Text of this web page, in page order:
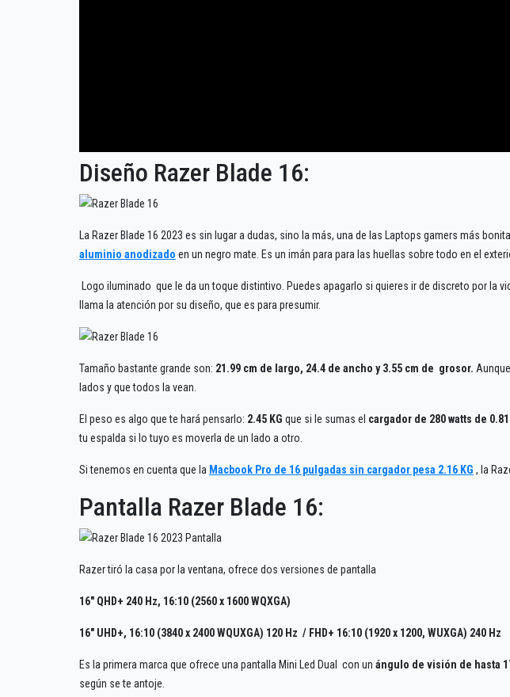
Diseño Razer Blade 16:
La Razer Blade 16 2023 es sin lugar a dudas, sino la más, una de las Laptops gamers más
aluminio anodizado en un negro mate. Es un imán para para las huellas sobre todo en el
Logo iluminado que le da un toque distintivo. Puedes apagarlo si quieres ir de discreto por la
llama la atención por su diseño, que es para presumir.
Tamaño bastante grande son: 21.99 cm de largo, 24.4 de ancho y 3.55 cm de grosor.
lados y que todos la vean.
El peso es algo que te hará pensarlo: 2.45 KG que si le sumas el cargador de 280 watts de
tu espalda si lo tuyo es moverla de un lado a otro.
Si tenemos en cuenta que la Macbook Pro de 16 pulgadas sin cargador pesa 2.16 KG , la
Pantalla Razer Blade 16:
Razer tiró la casa por la ventana, ofrece dos versiones de pantalla
16″ QHD+ 240 Hz, 16:10 (2560 x 1600 WQXGA)
16″ UHD+, 16:10 (3840 x 2400 WQUXGA) 120 Hz / FHD+ 16:10 (1920 x 1200, WUXGA) 240 Hz
Es la primera marca que ofrece una pantalla Mini Led Dual con un ángulo de visión de hasta
según se te antoje.